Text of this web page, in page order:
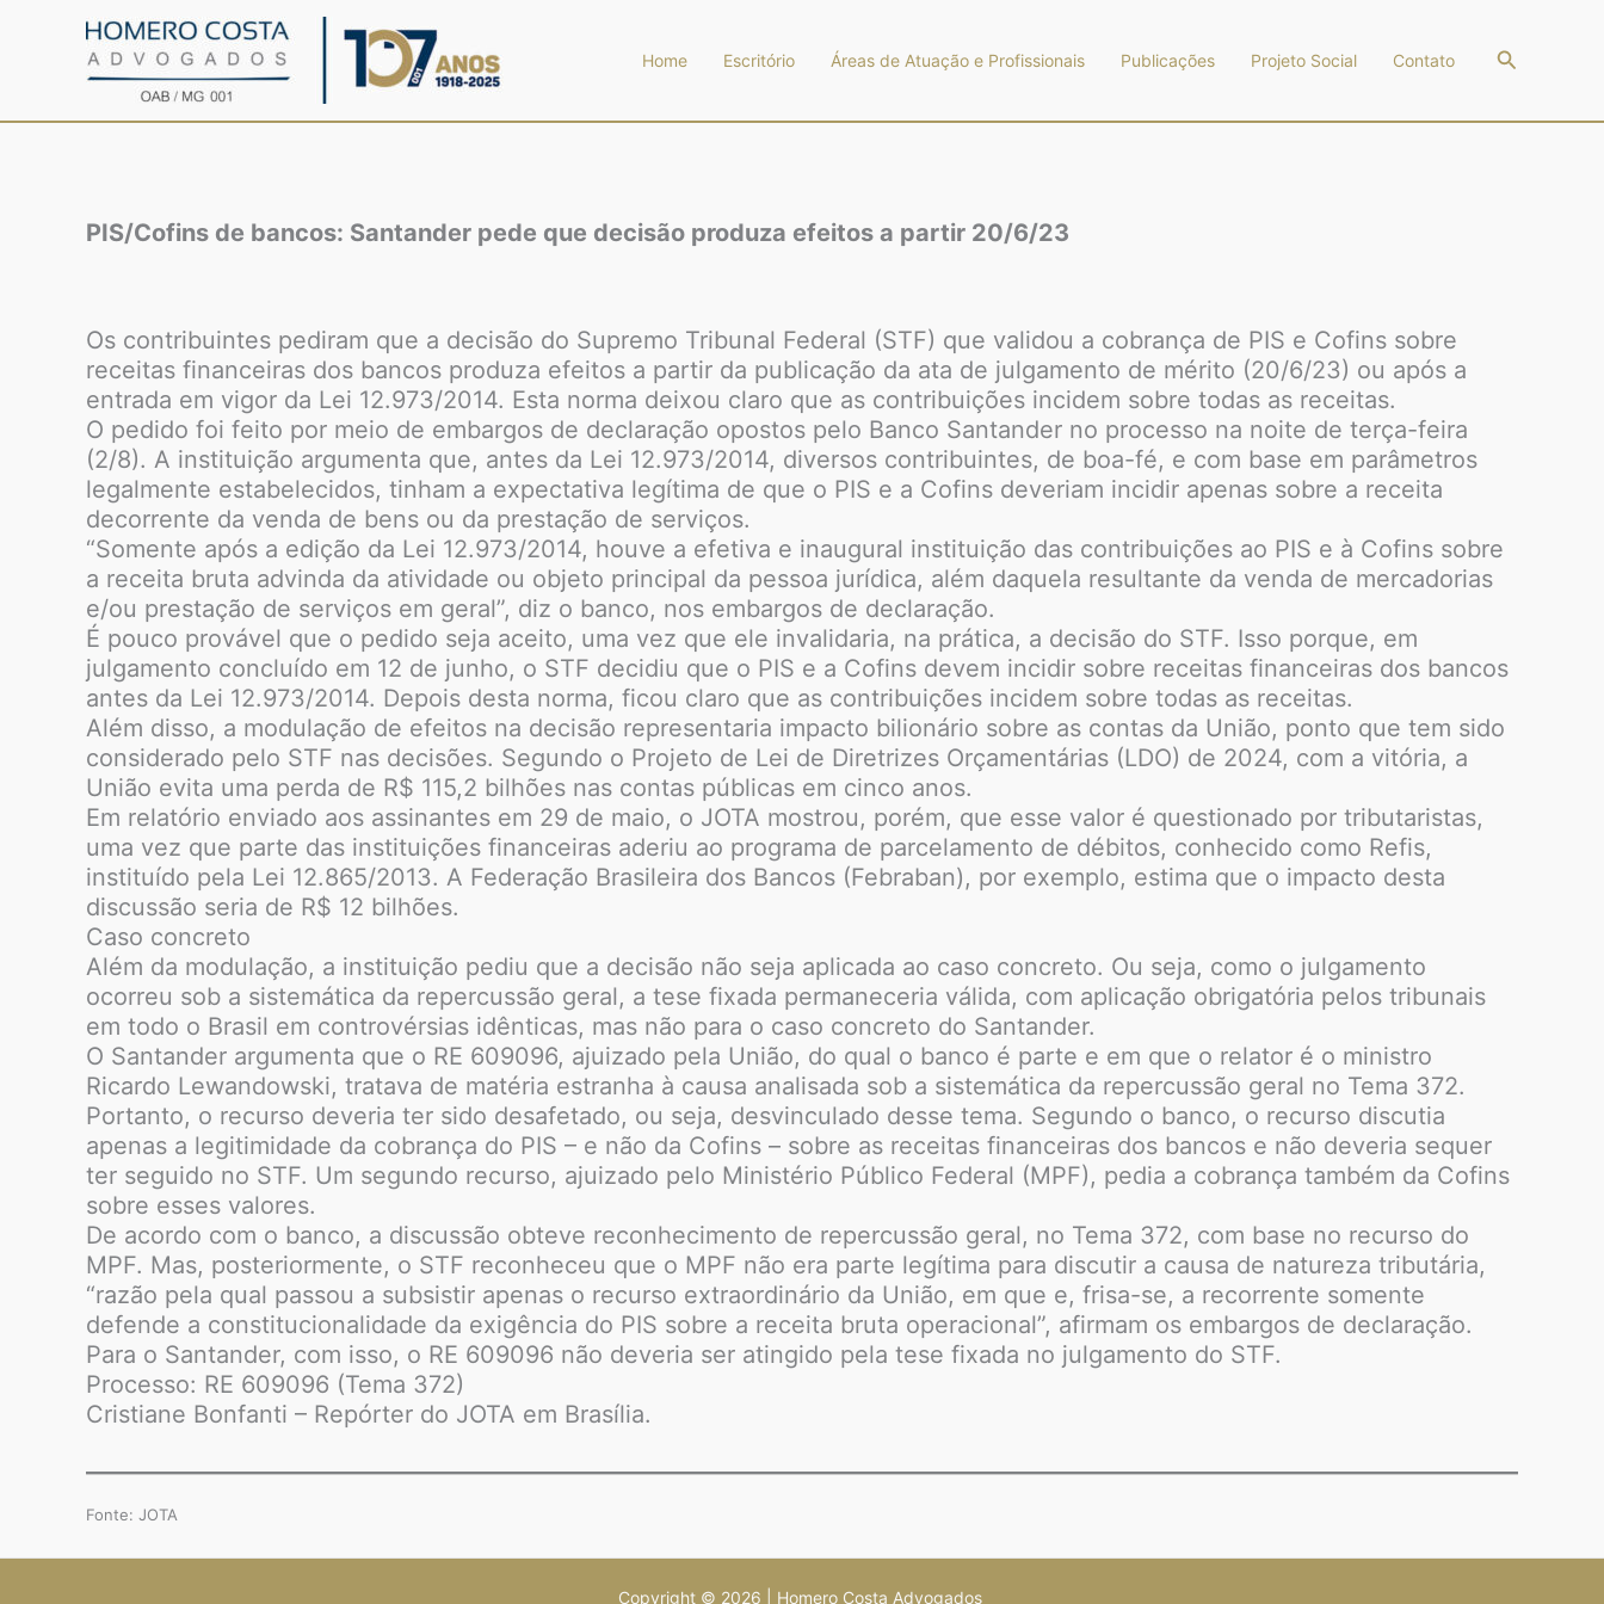
Home Escritório Áreas de Atuação e Profissionais Publicações Projeto Social Contato Pesquisar
PIS/Cofins de bancos: Santander pede que decisão produza efeitos a partir 20/6/23
Os contribuintes pediram que a decisão do Supremo Tribunal Federal (STF) que validou a cobrança de PIS e Cofins sobre
receitas financeiras dos bancos produza efeitos a partir da publicação da ata de julgamento de mérito (20/6/23) ou após a
entrada em vigor da Lei 12.973/2014. Esta norma deixou claro que as contribuições incidem sobre todas as receitas.
O pedido foi feito por meio de embargos de declaração opostos pelo Banco Santander no processo na noite de terça-feira
(2/8). A instituição argumenta que, antes da Lei 12.973/2014, diversos contribuintes, de boa-fé, e com base em parâmetros
legalmente estabelecidos, tinham a expectativa legítima de que o PIS e a Cofins deveriam incidir apenas sobre a receita
decorrente da venda de bens ou da prestação de serviços.
“Somente após a edição da Lei 12.973/2014, houve a efetiva e inaugural instituição das contribuições ao PIS e à Cofins sobre
a receita bruta advinda da atividade ou objeto principal da pessoa jurídica, além daquela resultante da venda de mercadorias
e/ou prestação de serviços em geral”, diz o banco, nos embargos de declaração.
É pouco provável que o pedido seja aceito, uma vez que ele invalidaria, na prática, a decisão do STF. Isso porque, em
julgamento concluído em 12 de junho, o STF decidiu que o PIS e a Cofins devem incidir sobre receitas financeiras dos bancos
antes da Lei 12.973/2014. Depois desta norma, ficou claro que as contribuições incidem sobre todas as receitas.
Além disso, a modulação de efeitos na decisão representaria impacto bilionário sobre as contas da União, ponto que tem sido
considerado pelo STF nas decisões. Segundo o Projeto de Lei de Diretrizes Orçamentárias (LDO) de 2024, com a vitória, a
União evita uma perda de R$ 115,2 bilhões nas contas públicas em cinco anos.
Em relatório enviado aos assinantes em 29 de maio, o JOTA mostrou, porém, que esse valor é questionado por tributaristas,
uma vez que parte das instituições financeiras aderiu ao programa de parcelamento de débitos, conhecido como Refis,
instituído pela Lei 12.865/2013. A Federação Brasileira dos Bancos (Febraban), por exemplo, estima que o impacto desta
discussão seria de R$ 12 bilhões.
Caso concreto
Além da modulação, a instituição pediu que a decisão não seja aplicada ao caso concreto. Ou seja, como o julgamento
ocorreu sob a sistemática da repercussão geral, a tese fixada permaneceria válida, com aplicação obrigatória pelos tribunais
em todo o Brasil em controvérsias idênticas, mas não para o caso concreto do Santander.
O Santander argumenta que o RE 609096, ajuizado pela União, do qual o banco é parte e em que o relator é o ministro
Ricardo Lewandowski, tratava de matéria estranha à causa analisada sob a sistemática da repercussão geral no Tema 372.
Portanto, o recurso deveria ter sido desafetado, ou seja, desvinculado desse tema. Segundo o banco, o recurso discutia
apenas a legitimidade da cobrança do PIS – e não da Cofins – sobre as receitas financeiras dos bancos e não deveria sequer
ter seguido no STF. Um segundo recurso, ajuizado pelo Ministério Público Federal (MPF), pedia a cobrança também da Cofins
sobre esses valores.
De acordo com o banco, a discussão obteve reconhecimento de repercussão geral, no Tema 372, com base no recurso do
MPF. Mas, posteriormente, o STF reconheceu que o MPF não era parte legítima para discutir a causa de natureza tributária,
“razão pela qual passou a subsistir apenas o recurso extraordinário da União, em que e, frisa-se, a recorrente somente
defende a constitucionalidade da exigência do PIS sobre a receita bruta operacional”, afirmam os embargos de declaração.
Para o Santander, com isso, o RE 609096 não deveria ser atingido pela tese fixada no julgamento do STF.
Processo: RE 609096 (Tema 372)
Cristiane Bonfanti – Repórter do JOTA em Brasília.
Fonte: JOTA
Copyright © 2026 | Homero Costa Advogados